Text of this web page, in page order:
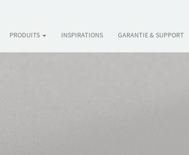
PRODUITS INSPIRATIONS GARANTIE & SUPPORT